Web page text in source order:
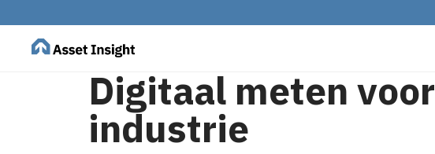
Digitaal meten voor
industrie